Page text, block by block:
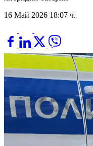
16 Май 2026 18:07 ч.